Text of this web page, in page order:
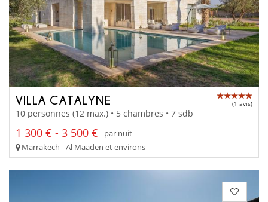
VILLA CATALYNE (1 avis)
10 personnes (12 max.) • 5 chambres • 7 sdb
1 300 € - 3 500 €
par nuit
Marrakech - Al Maaden et environs